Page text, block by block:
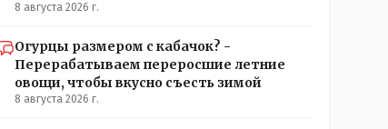
8 августа 2026 г.
Огурцы размером с кабачок? -
Перерабатываем переросшие летние
овощи, чтобы вкусно съесть зимой
8 августа 2026 г.